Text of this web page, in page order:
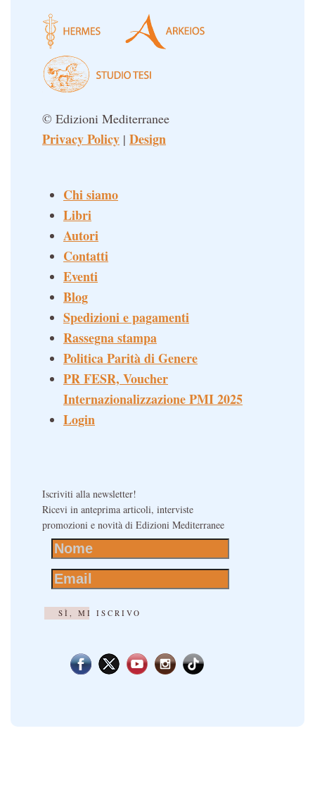
© Edizioni Mediterranee
Privacy Policy | Design
Chi siamo
Libri
Autori
Contatti
Eventi
Blog
Spedizioni e pagamenti
Rassegna stampa
Politica Parità di Genere
PR FESR, Voucher
Internazionalizzazione PMI 2025
Login
Iscriviti alla newsletter!
Ricevi in anteprima articoli, interviste
promozioni e novità di Edizioni Mediterranee
SÌ, MI ISCRIVO